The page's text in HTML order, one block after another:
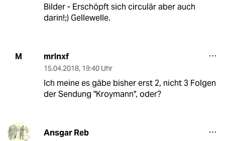
Bilder - Erschöpft sich circulär aber auch
darin!;) Gellewelle.
M mrlnxf
15.04.2018, 19:40 Uhr
Ich meine es gäbe bisher erst 2, nicht 3 Folgen
der Sendung "Kroymann", oder?
Ansgar Reb